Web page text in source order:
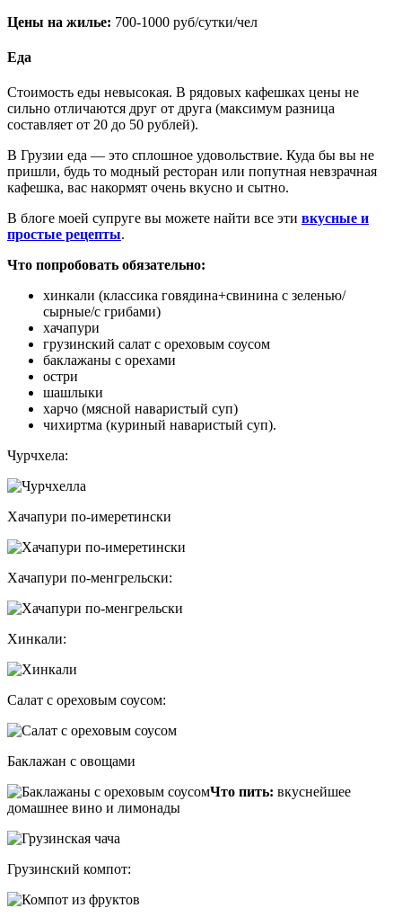
Цены на жилье: 700-1000 руб/сутки/чел
Еда
Стоимость еды невысокая. В рядовых кафешках цены не
сильно отличаются друг от друга (максимум разница
составляет от 20 до 50 рублей).
В Грузии еда — это сплошное удовольствие. Куда бы вы не
пришли, будь то модный ресторан или попутная невзрачная
кафешка, вас накормят очень вкусно и сытно.
В блоге моей супруге вы можете найти все эти вкусные и
простые рецепты.
Что попробовать обязательно:
хинкали (классика говядина+свинина с зеленью/
сырные/с грибами)
хачапури
грузинский салат с ореховым соусом
баклажаны с орехами
остри
шашлыки
харчо (мясной наваристый суп)
чихиртма (куриный наваристый суп).
Чурчхела:
Хачапури по-имеретински
Хачапури по-менгрельски:
Хинкали:
Салат с ореховым соусом:
Баклажан с овощами
Что пить: вкуснейшее
домашнее вино и лимонады
Грузинский компот: